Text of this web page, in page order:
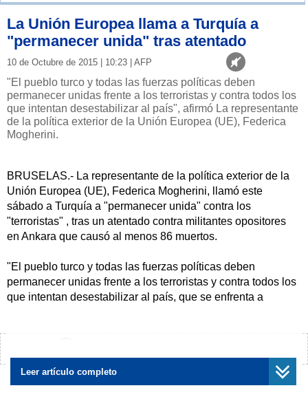
La Unión Europea llama a Turquía a
"permanecer unida" tras atentado
10 de Octubre de 2015 | 10:23 | AFP
"El pueblo turco y todas las fuerzas políticas deben
permanecer unidas frente a los terroristas y contra todos los
que intentan desestabilizar al país", afirmó La representante
de la política exterior de la Unión Europea (UE), Federica
Mogherini.
BRUSELAS.- La representante de la política exterior de la
Unión Europea (UE), Federica Mogherini, llamó este
sábado a Turquía a "permanecer unida" contra los
"terroristas" , tras un atentado contra militantes opositores
en Ankara que causó al menos 86 muertos.
"El pueblo turco y todas las fuerzas políticas deben
permanecer unidas frente a los terroristas y contra todos los
que intentan desestabilizar al país, que se enfrenta a
El secretario general de la OTAN, de la que Turquía es
miembro, Jens Stoltenberg, también condenó el "ataque
Leer artículo completo